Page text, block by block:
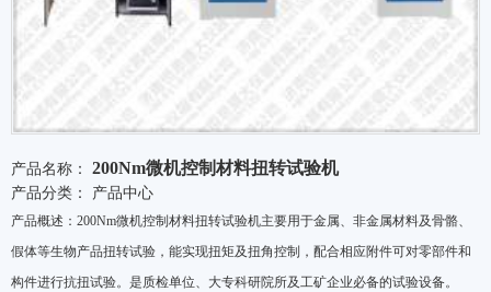
产品名称： 200Nm微机控制材料扭转试验机
产品分类： 产品中心
产品概述：200Nm微机控制材料扭转试验机主要用于金属、非金属材料及骨骼、
假体等生物产品扭转试验，能实现扭矩及扭角控制，配合相应附件可对零部件和
构件进行抗扭试验。是质检单位、大专科研院所及工矿企业必备的试验设备。